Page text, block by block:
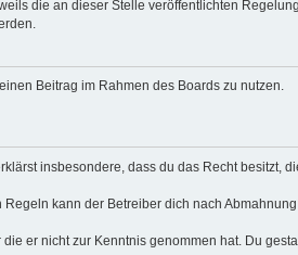
die an dieser Stelle veröffentlichten
Beitrag im Rahmen des Boards zu nutzen.
insbesondere, dass du das Recht besitzt,
kann der Betreiber dich nach
er nicht zur Kenntnis genommen hat. Du